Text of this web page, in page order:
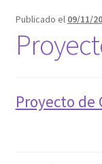
RED DE
Publicado el 09/11/
Proyecto de